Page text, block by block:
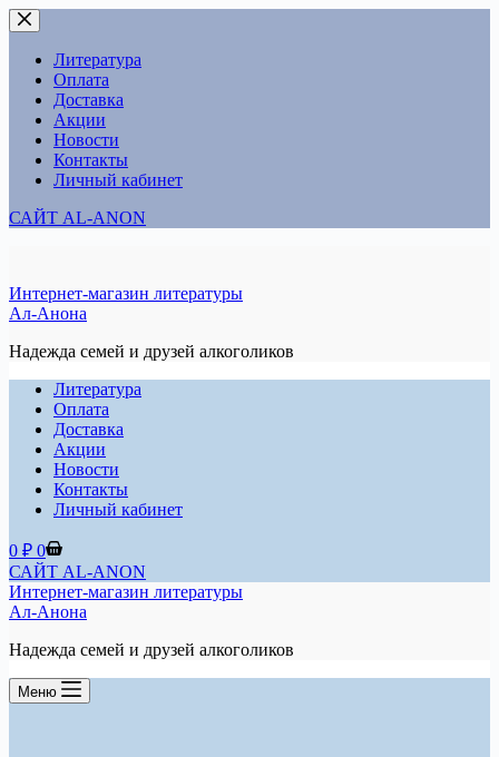
Перейти
к
сути
Литература
Оплата
Доставка
Акции
Новости
Контакты
Личный кабинет
САЙТ AL-ANON
Интернет-магазин литературы
Ал-Анона
Надежда семей и друзей алкоголиков
Литература
Оплата
Доставка
Акции
Новости
Контакты
Личный кабинет
Корзина
0 ₽ 0
САЙТ AL-ANON
Интернет-магазин литературы
Ал-Анона
Надежда семей и друзей алкоголиков
Меню